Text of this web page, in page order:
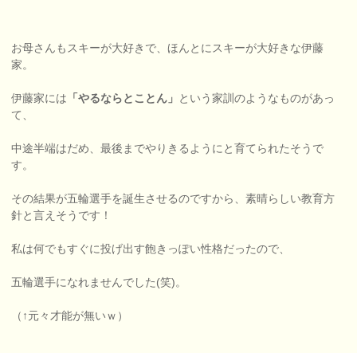
お母さんもスキーが大好きで、ほんとにスキーが大好きな伊藤
家。
伊藤家には 「やるならとことん」 という家訓のようなものがあっ
て、
中途半端はだめ、最後までやりきるようにと育てられたそうで
す。
その結果が五輪選手を誕生させるのですから、素晴らしい教育方
針と言えそうです！
私は何でもすぐに投げ出す飽きっぽい性格だったので、
五輪選手になれませんでした(笑)。
（↑元々才能が無いｗ）